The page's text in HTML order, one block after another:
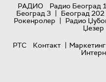
РАДИО
Радио Београд 1
Београд 3 | Београд 202
Рокенролер | Радио
Џезер
РТС
Контакт | Маркетинг